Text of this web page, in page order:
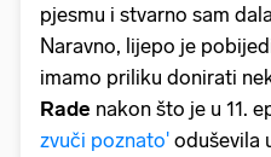
pjesmu i stvarno sam
Naravno, lijepo je
imamo priliku donirati
Rade nakon što je u 11.
zvuči poznato' oduševila